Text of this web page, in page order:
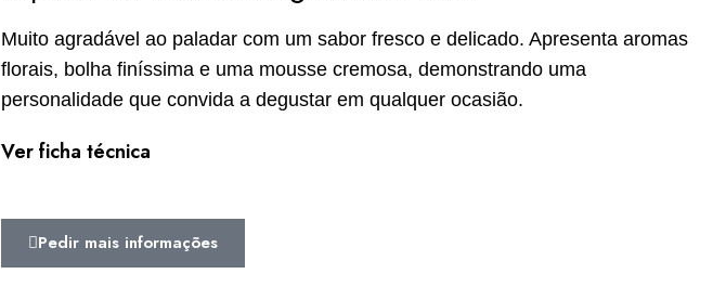
Muito agradável ao paladar com um sabor fresco e delicado. Apresenta aromas
florais, bolha finíssima e uma mousse cremosa, demonstrando uma
personalidade que convida a degustar em qualquer ocasião.
Ver ficha técnica
Pedir mais informações